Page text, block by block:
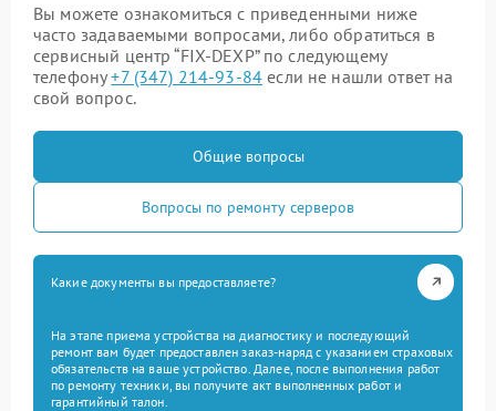
Вы можете ознакомиться с приведенными ниже
часто задаваемыми вопросами, либо обратиться в
сервисный центр “FIX-DEXP” по следующему
телефону+7 (347) 214-93-84 если не нашли ответ на
свой вопрос.
Общие вопросы
Вопросы по ремонту серверов
Какие документы вы предоставляете?
На этапе приема устройства на диагностику и последующий
ремонт вам будет предоставлен заказ-наряд с указанием страховых
обязательств на ваше устройство. Далее, после выполнения работ
по ремонту техники, вы получите акт выполненных работ и
гарантийный талон.